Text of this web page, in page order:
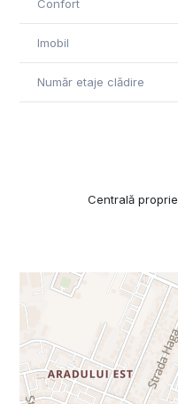
Confort
Imobil
Număr etaje clădire
Centrală proprie